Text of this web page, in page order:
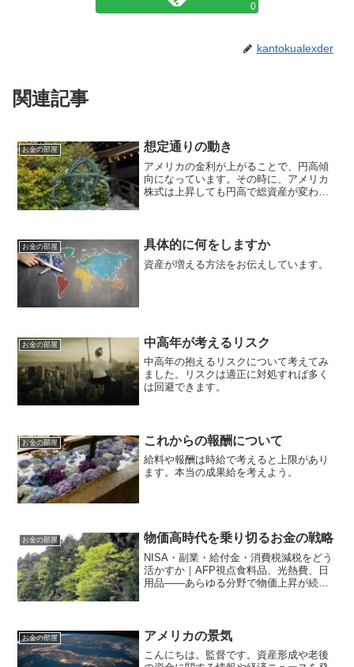
0
kantokualexder
関連記事
お金の部屋 想定通りの動き
アメリカの金利が上がることで、円高傾
向になっています。その時に、アメリカ
株式は上昇しても円高で総資産が変わら
お金の部屋 具体的に何をしますか
資産が増える方法をお伝えしています。
お金の部屋 中高年が考えるリスク
中高年の抱えるリスクについて考えてみ
ました。リスクは適正に対処すれば多く
は回避できます。
お金の部屋 これからの報酬について
給料や報酬は時給で考えると上限があり
ます。本当の成果給を考えよう。
お金の部屋 物価高時代を乗り切るお金の戦略
NISA・副業・給付金・消費税減税をどう
活かすか｜AFP視点食料品、光熱費、日
用品――あらゆる分野で物価上昇が続く
ん。お金の価値が目...
お金の部屋 アメリカの景気
こんにちは。監督です。資産形成や老後